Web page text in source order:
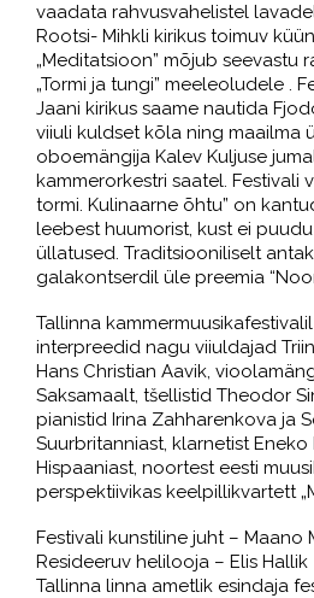
vaadata rahvusvahelistel
Rootsi- Mihkli kirikus toimuv
„Meditatsioon” mõjub seevastu
„Tormi ja tungi” meeleoludele .
Jaani kirikus saame nautida
viiuli kuldset kõla ning maailma
oboemängija Kalev Kuljuse
kammerorkestri saatel. Festivali
tormi. Kulinaarne õhtu” on
leebest huumorist, kust ei
üllatused. Traditsiooniliselt
galakontserdil üle preemia “Noor
Tallinna
interpreedid nagu viiuldajad
Hans Christian Aavik,
Saksamaalt, tšellistid Theodor
pianistid Irina Zahharenkova ja
Suurbritanniast, klarnetist Eneko
Hispaaniast, noortest eesti
perspektiivikas keelpillikvartett
Festivali kunstiline juht – Maano
Resideeruv helilooja – Elis Hallik
Tallinna linna ametlik esindaja